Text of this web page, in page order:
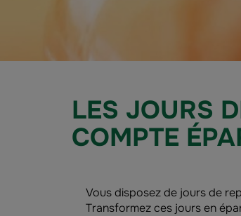
LES JOURS
COMPTE
Vous disposez de jours de
Transformez ces jours en